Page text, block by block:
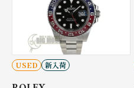
USED 新入荷